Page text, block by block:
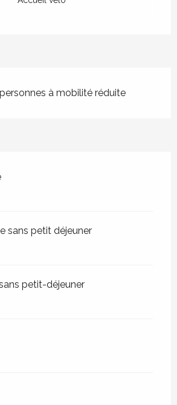
à mobilité réduite
sans petit déjeuner
petit-déjeuner